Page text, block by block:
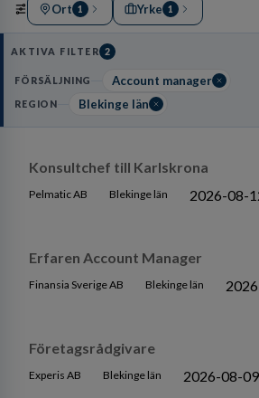
Ort 1 Yrke 1
AKTIVA FILTER 2
FÖRSÄLJNING Account manager
REGION Blekinge län
Konsultchef till Karlskrona
Pelmatic AB Blekinge län 2026-08-
Erfaren Account Manager
Finansia Sverige AB Blekinge län
Företagsrådgivare
Experis AB Blekinge län 2026-08-09